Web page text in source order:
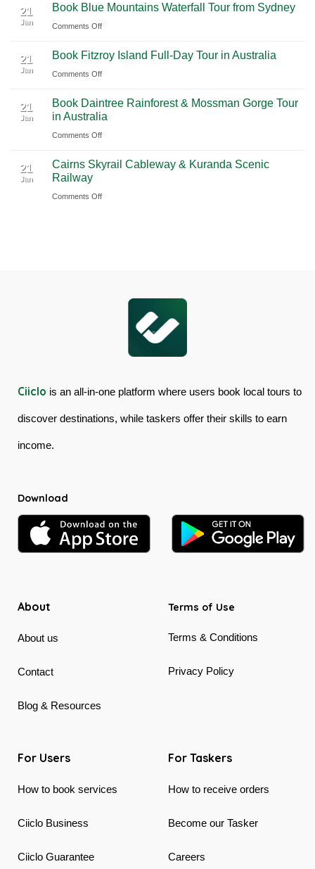
Tulum
Pudong
International
(PVG)
Airport
Guide
|
Book
Service
with
Ciiclo
21
Jan
Book Blue Mountains Waterfall Tour from Sydney
Comments Offon
Blue
Mountains
Tour
from
Sydney
21
Jan
Book Fitzroy Island Full-Day Tour in Australia
Comments Offon
Fitzroy
Island
Full-
Tour
Australia
21
Jan
Book Daintree Rainforest & Mossman Gorge Tour
in Australia
Comments Offon
Daintree
&
21
Jan
Cairns Skyrail Cableway & Kuranda Scenic
Railway
Comments Offon
Ciiclo is an all-in-one platform where users book local tours to
discover destinations, while taskers offer their skills to earn
income.
Download
About
About us
Contact
Blog & Resources
Terms of Use
Terms & Conditions
Privacy Policy
For Users
How to book services
Ciiclo Business
Ciiclo Guarantee
For Taskers
How to receive orders
Become our Tasker
Careers